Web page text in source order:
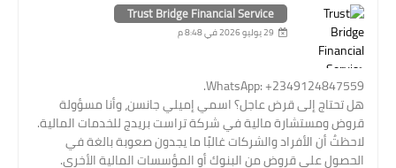
Trust Bridge Financial Service
29 يوليو 2026 في 8:48 م
WhatsApp: +2349124847559.
هل تحتاج إلى قرض عاجل؟ اسمي إميلي جانسن، وأنا مسؤولة
قروض ومستشارة مالية في شركة تراست بريدج للخدمات المالية.
لاحظتُ أن الأفراد والشركات غالبًا ما يجدون صعوبة بالغة في
الحصول على قروض من البنوك أو المؤسسات المالية الأخرى.